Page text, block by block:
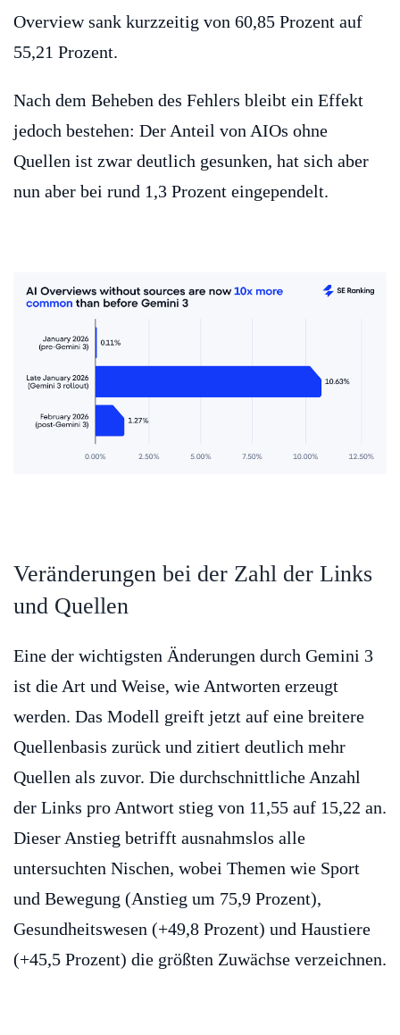
Overview sank kurzzeitig von 60,85 Prozent auf
55,21 Prozent.
Nach dem Beheben des Fehlers bleibt ein Effekt
jedoch bestehen: Der Anteil von AIOs ohne
Quellen ist zwar deutlich gesunken, hat sich aber
nun aber bei rund 1,3 Prozent eingependelt.
Veränderungen bei der Zahl der Links
und Quellen
Eine der wichtigsten Änderungen durch Gemini 3
ist die Art und Weise, wie Antworten erzeugt
werden. Das Modell greift jetzt auf eine breitere
Quellenbasis zurück und zitiert deutlich mehr
Quellen als zuvor. Die durchschnittliche Anzahl
der Links pro Antwort stieg von 11,55 auf 15,22 an.
Dieser Anstieg betrifft ausnahmslos alle
untersuchten Nischen, wobei Themen wie Sport
und Bewegung (Anstieg um 75,9 Prozent),
Gesundheitswesen (+49,8 Prozent) und Haustiere
(+45,5 Prozent) die größten Zuwächse verzeichnen.